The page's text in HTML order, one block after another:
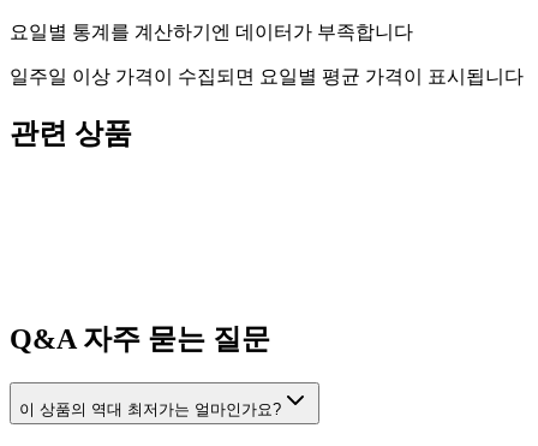
요일별 통계를 계산하기엔 데이터가 부족합니다
일주일 이상 가격이 수집되면 요일별 평균 가격이 표시됩니다
관련 상품
Q&A자주 묻는 질문
이 상품의 역대 최저가는 얼마인가요?